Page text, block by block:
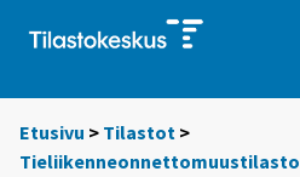
Etusivu > Tilastot >
Tieliikenneonnettomuustilasto